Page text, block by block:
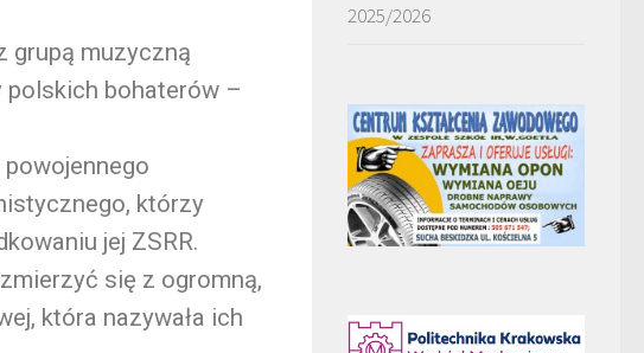
grupą muzyczną
polskich bohaterów –
którzy
jej ZSRR.
się z ogromną,
która nazywała ich
2025/2026